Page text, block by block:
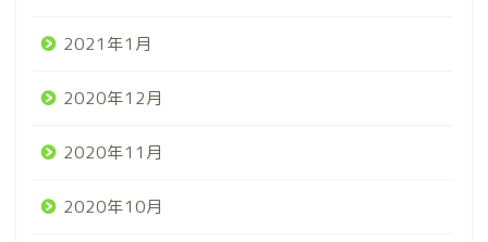
2021年1月
2020年12月
2020年11月
2020年10月